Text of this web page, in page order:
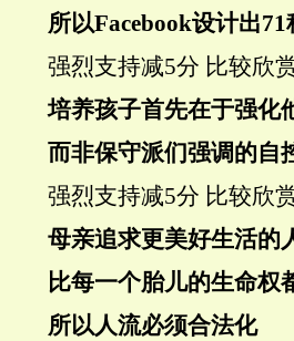
所以Facebook设计出71
强烈支持减5分 比较欣
培养孩子首先在于强化
而非保守派们强调的自
强烈支持减5分 比较欣
母亲追求更美好生活的
比每一个胎儿的生命权
所以 人流必须合法化